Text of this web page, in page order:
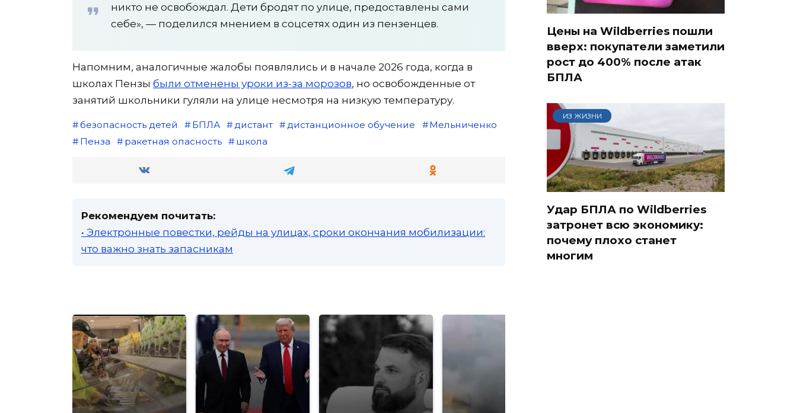
никто не освобождал. Дети бродят по улице, предоставлены сами
себе», — поделился мнением в соцсетях один из пензенцев.
Напомним, аналогичные жалобы появлялись и в начале 2026 года, когда в
школах Пензы были отменены уроки из-за морозов, но освобожденные от
занятий школьники гуляли на улице несмотря на низкую температуру.
безопасность детей БПЛА дистант дистанционное обучение
Мельниченко
Пенза
ракетная опасность школа
Рекомендуем почитать:
• Электронные повестки, рейды на улицах, сроки окончания мобилизации:
что важно знать запасникам
Цены на Wildberries пошли
вверх: покупатели заметили
рост до 400% после атак
БПЛА
ИЗ ЖИЗНИ
Удар БПЛА по Wildberries
затронет всю экономику:
почему плохо станет
многим